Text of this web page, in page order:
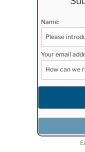
Name:
Your email